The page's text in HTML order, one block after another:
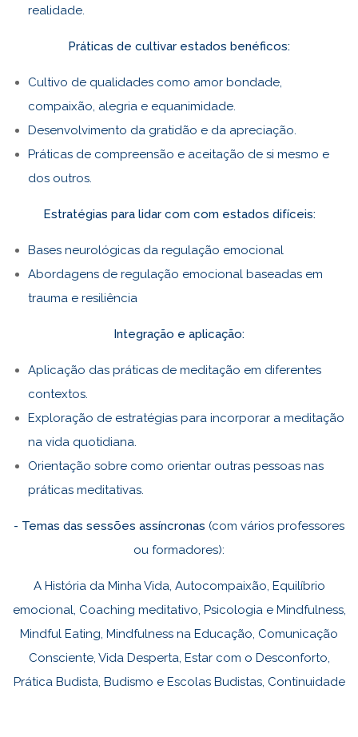
realidade.
Práticas de cultivar estados benéficos:
Cultivo de qualidades como amor bondade,
compaixão, alegria e equanimidade.
Desenvolvimento da gratidão e da apreciação.
Práticas de compreensão e aceitação de si mesmo e
dos outros.
Estratégias para lidar com com estados difíceis:
Bases neurológicas da regulação emocional
Abordagens de regulação emocional baseadas em
trauma e resiliência
Integração e aplicação:
Aplicação das práticas de meditação em diferentes
contextos.
Exploração de estratégias para incorporar a meditação
na vida quotidiana.
Orientação sobre como orientar outras pessoas nas
práticas meditativas.
- Temas das sessões assíncronas (com vários professores
ou formadores):
A História da Minha Vida, Autocompaixão, Equilíbrio
emocional, Coaching meditativo, Psicologia e Mindfulness,
Mindful Eating, Mindfulness na Educação, Comunicação
Consciente, Vida Desperta, Estar com o Desconforto,
Prática Budista, Budismo e Escolas Budistas, Continuidade